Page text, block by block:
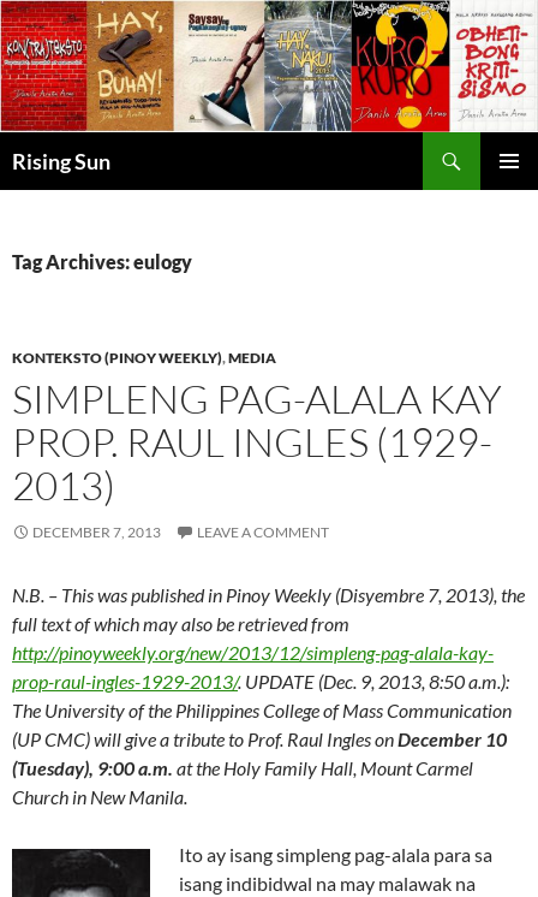
Skip
to
content
Rising Sun
Tag Archives: eulogy
KONTEKSTO (PINOY WEEKLY),MEDIA
SIMPLENG PAG-ALALA KAY
PROP. RAUL INGLES (1929-
2013)
DECEMBER 7, 2013 LEAVE A COMMENT
N.B. – This was published in Pinoy Weekly (Disyembre 7, 2013), the
full text of which may also be retrieved from
http://pinoyweekly.org/new/2013/12/simpleng-pag-alala-kay-
prop-raul-ingles-1929-2013/. UPDATE (Dec. 9, 2013, 8:50 a.m.):
The University of the Philippines College of Mass Communication
(UP CMC) will give a tribute to Prof. Raul Ingles onDecember 10
(Tuesday), 9:00 a.m. at the Holy Family Hall, Mount Carmel
Church in New Manila.
Ito ay isang simpleng pag-alala para sa
isang indibidwal na may malawak na